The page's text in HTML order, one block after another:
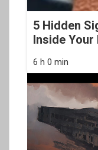
5 Hidden
Inside Your
6 h 0 min